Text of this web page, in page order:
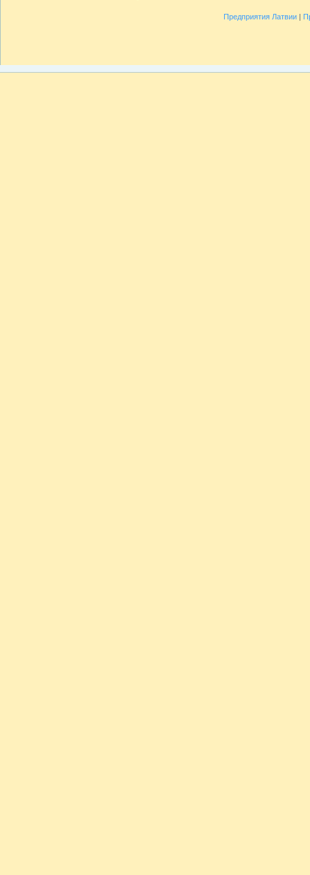
Предприятия Латвии|